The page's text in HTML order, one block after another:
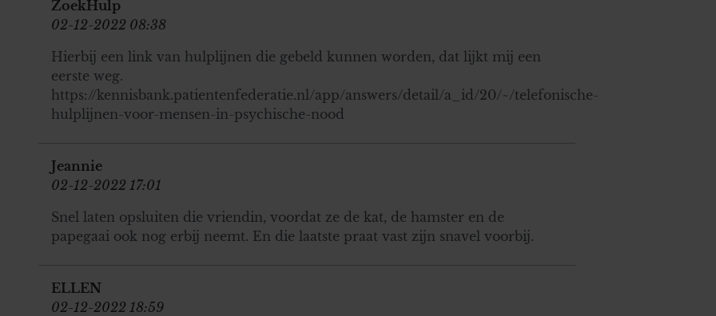
ZoekHulp
02-12-2022 08:38
Hierbij een link van hulplijnen die gebeld kunnen worden, dat lijkt mij een
eerste weg.
https://kennisbank.patientenfederatie.nl/app/answers/detail/a_id/20/~/telefonische-
hulplijnen-voor-mensen-in-psychische-nood
Jeannie
02-12-2022 17:01
Snel laten opsluiten die vriendin, voordat ze de kat, de hamster en de
papegaai ook nog erbij neemt. En die laatste praat vast zijn snavel voorbij.
ELLEN
02-12-2022 18:59